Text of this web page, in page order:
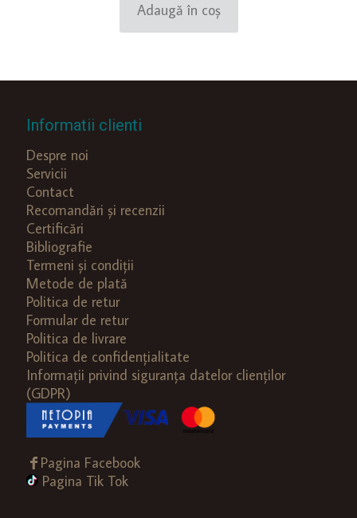
Adaugă în coș
Informatii clienti
Despre noi
Servicii
Contact
Recomandări și recenzii
Certificări
Bibliografie
Termeni și condiții
Metode de plată
Politica de retur
Formular de retur
Politica de livrare
Politica de confidențialitate
Informații privind siguranța datelor clienților
(GDPR)
Pagina Facebook
Pagina Tik Tok